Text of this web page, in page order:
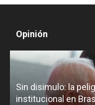
Opinión
Sin disimulo: la
institucional en